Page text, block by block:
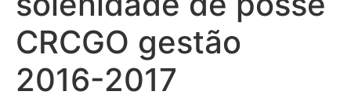
CRCGO gestão
2016-2017